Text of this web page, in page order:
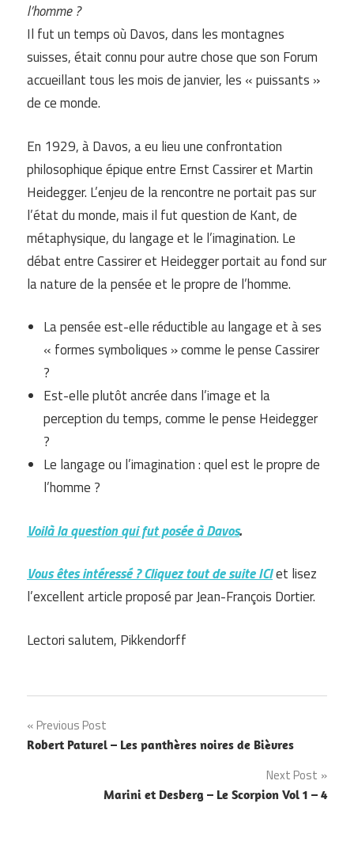
l’homme ?
Il fut un temps où Davos, dans les montagnes
suisses, était connu pour autre chose que son Forum
accueillant tous les mois de janvier, les « puissants »
de ce monde.
En 1929, à Davos, a eu lieu une confrontation
philosophique épique entre Ernst Cassirer et Martin
Heidegger. L’enjeu de la rencontre ne portait pas sur
l’état du monde, mais il fut question de Kant, de
métaphysique, du langage et le l’imagination. Le
débat entre Cassirer et Heidegger portait au fond sur
la nature de la pensée et le propre de l’homme.
La pensée est-elle réductible au langage et à ses
« formes symboliques » comme le pense Cassirer
?
Est-elle plutôt ancrée dans l’image et la
perception du temps, comme le pense Heidegger
?
Le langage ou l’imagination : quel est le propre de
l’homme ?
Voilà la question qui fut posée à Davos.
Vous êtes intéressé ? Cliquez tout de suite ICIet lisez
l’excellent article proposé par Jean-François Dortier.
Lectori salutem, Pikkendorff
Navigation
de
Previous Post
Robert Paturel – Les panthères noires de Bièvres
Next Post
Marini et Desberg – Le Scorpion Vol 1 – 4